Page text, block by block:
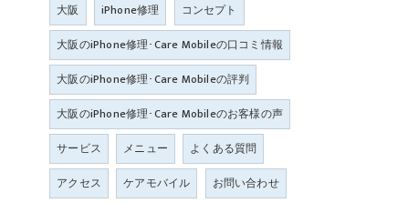
大阪 iPhone修理
コンセプト
大阪のiPhone修理･Care Mobileの口コミ情報
大阪のiPhone修理･Care Mobileの評判
大阪のiPhone修理･Care Mobileのお客様の声
サービス
メニュー
よくある質問
アクセス
ケアモバイル
お問い合わせ